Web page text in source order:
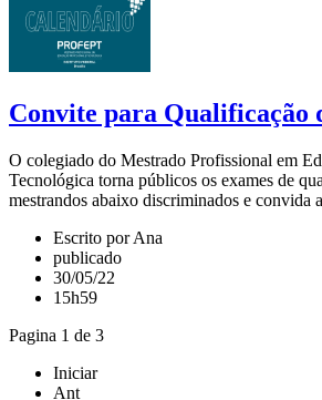
Convite para Qualificação
O colegiado do Mestrado Profissional em
Tecnológica torna públicos os exames de
mestrandos abaixo discriminados e convida
Escrito por Ana
publicado
30/05/22
15h59
Pagina 1 de 3
Iniciar
Ant